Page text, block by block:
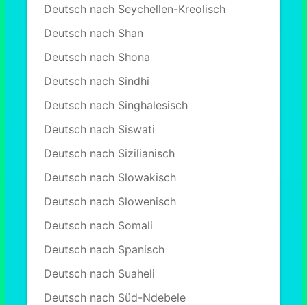
Deutsch nach Seychellen-Kreolisch
Deutsch nach Shan
Deutsch nach Shona
Deutsch nach Sindhi
Deutsch nach Singhalesisch
Deutsch nach Siswati
Deutsch nach Sizilianisch
Deutsch nach Slowakisch
Deutsch nach Slowenisch
Deutsch nach Somali
Deutsch nach Spanisch
Deutsch nach Suaheli
Deutsch nach Süd-Ndebele